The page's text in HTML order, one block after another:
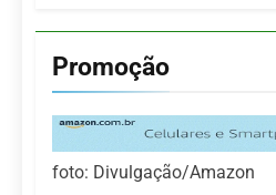
Promoção
foto: Divulgação/Amazon